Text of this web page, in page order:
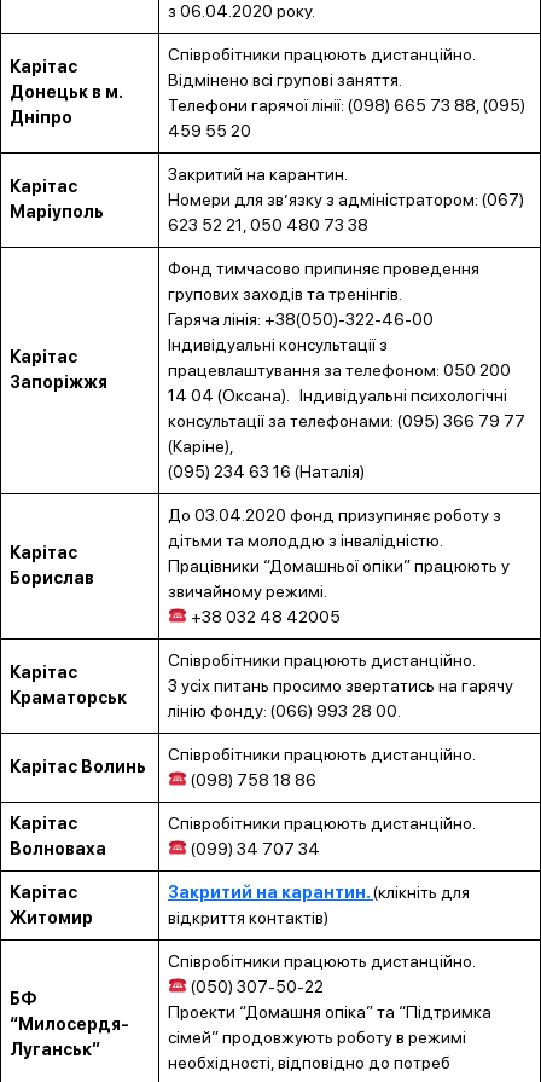
з 06.04.2020 року.
Карітас
Донецьк в м.
Дніпро
Співробітники працюють дистанційно.
Відмінено всі групові заняття.
Телефони гарячої лінії: (098) 665 73 88, (095)
459 55 20
Карітас
Маріуполь
Закритий на карантин.
Номери для зв’язку з адміністратором: (067)
623 52 21, 050 480 73 38
Карітас
Запоріжжя
Фонд тимчасово припиняє проведення
групових заходів та тренінгів.
Гаряча лінія: +38(050)-322-46-00
Індивідуальні консультації з
працевлаштування за телефоном: 050 200
14 04 (Оксана). Індивідуальні психологічні
консультації за телефонами: (095) 366 79 77
(Каріне),
(095) 234 63 16 (Наталія)
Карітас
Борислав
До 03.04.2020 фонд призупиняє роботу з
дітьми та молоддю з інвалідністю.
Працівники “Домашньої опіки” працюють у
звичайному режимі.
+38 032 48 42005
Карітас
Краматорськ
Співробітники працюють дистанційно.
З усіх питань просимо звертатись на гарячу
лінію фонду: (066) 993 28 00.
Карітас Волинь
Співробітники працюють дистанційно.
(098) 758 18 86
Карітас
Волноваха
Співробітники працюють дистанційно.
(099) 34 707 34
Карітас
Житомир
Закритий на карантин.(клікніть для
відкриття контактів)
БФ
“Милосердя-
Луганськ”
Співробітники працюють дистанційно.
(050) 307-50-22
Проекти “Домашня опіка” та “Підтримка
сімей” продовжують роботу в режимі
необхідності, відповідно до потреб